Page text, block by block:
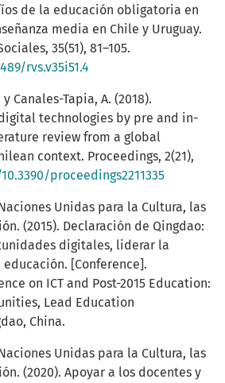
de la educación obligatoria en
media en Chile y Uruguay.
35(51), 81–105.
rvs.v35i51.4
Canales-Tapia, A. (2018).
technologies by pre and in-
review from a global
context. Proceedings, 2(21),
proceedings2211335
Unidas para la Cultura, las
(2015). Declaración de Qingdao:
digitales, liderar la
[Conference].
on ICT and Post-2015 Education:
Lead Education
China.
Unidas para la Cultura, las
(2020). Apoyar a los docentes y